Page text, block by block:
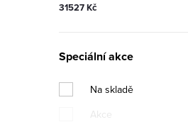
31527Kč
Speciální akce
Na skladě
Akce